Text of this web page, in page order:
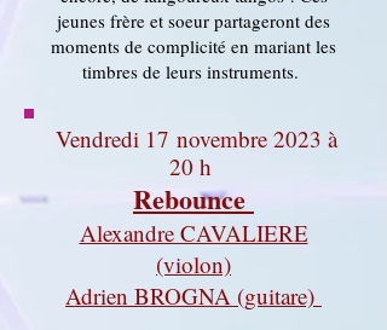
jeunes frère et soeur partageront des
moments de complicité en mariant les
timbres de leurs instruments.
Vendredi 17 novembre 2023 à
20 h
Rebounce
Alexandre CAVALIERE
(violon)
Adrien BROGNA (guitare)